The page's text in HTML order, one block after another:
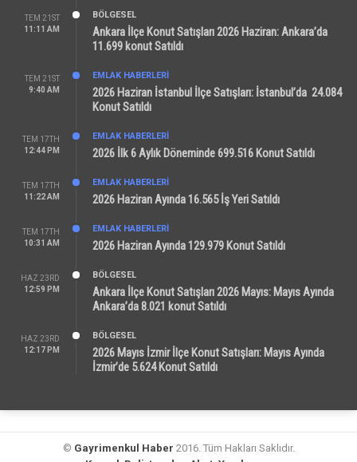
TEM 21ST
11:11 AM
BÖLGESEL
Ankara İlçe Konut Satışları 2026 Haziran: Ankara’da
11.699 konut Satıldı
TEM 21ST
9:40 AM
EMLAK HABERLERI
2026 Haziran İstanbul İlçe Satışları: İstanbul’da 24.084
Konut Satıldı
TEM 17TH
12:44 PM
EMLAK HABERLERI
2026 İlk 6 Aylık Döneminde 699.516 Konut Satıldı
TEM 17TH
11:22 AM
EMLAK HABERLERI
2026 Haziran Ayında 16.565 İş Yeri Satıldı
TEM 17TH
10:31 AM
EMLAK HABERLERI
2026 Haziran Ayında 129.979 Konut Satıldı
HAZ 23RD
12:59 PM
BÖLGESEL
Ankara İlçe Konut Satışları 2026 Mayıs: Mayıs Ayında
Ankara’da 8.021 konut Satıldı
HAZ 23RD
12:17 PM
BÖLGESEL
2026 Mayıs İzmir İlçe Konut Satışları: Mayıs Ayında
İzmir’de 5.624 Konut Satıldı
© Gayrimenkul Haber 2016. Tüm Hakları Saklıdır.